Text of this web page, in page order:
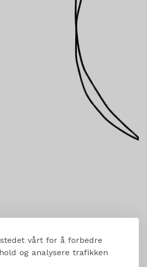
vårt for å forbedre
og analysere trafikken